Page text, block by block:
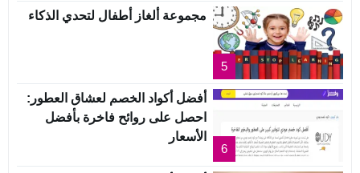
5
مجموعة ألغاز أطفال لتحدي الذكاء
6
أفضل أكواد الخصم لعشاق العطور:
احصل على روائح فاخرة بأفضل
الأسعار